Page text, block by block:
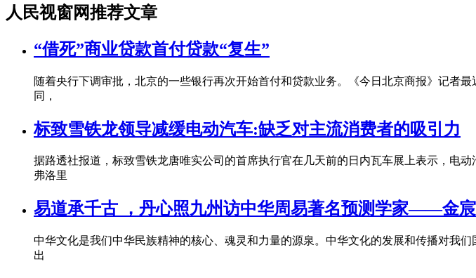
人民视窗网推荐文章
“借死”商业贷款首付贷款“复生”
随着央行下调审批，北京的一些银行再次开始首付和贷款业务。《今日北京商报》记者
同，
标致雪铁龙领导减缓电动汽车:缺乏对主流消费者的吸引力
据路透社报道，标致雪铁龙唐唯实公司的首席执行官在几天前的日内瓦车展上表示，电
弗洛里
易道承千古 ，丹心照九州访中华周易著名预测学家——金
中华文化是我们中华民族精神的核心、魂灵和力量的源泉。中华文化的发展和传播对我
出